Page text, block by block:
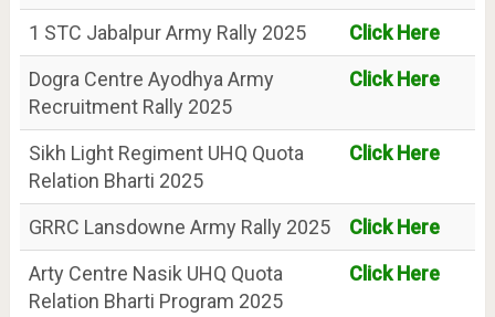
1 STC Jabalpur Army Rally 2025
Click Here
Dogra Centre Ayodhya Army
Recruitment Rally 2025
Click Here
Sikh Light Regiment UHQ Quota
Relation Bharti 2025
Click Here
GRRC Lansdowne Army Rally 2025
Click Here
Arty Centre Nasik UHQ Quota
Relation Bharti Program 2025
Click Here